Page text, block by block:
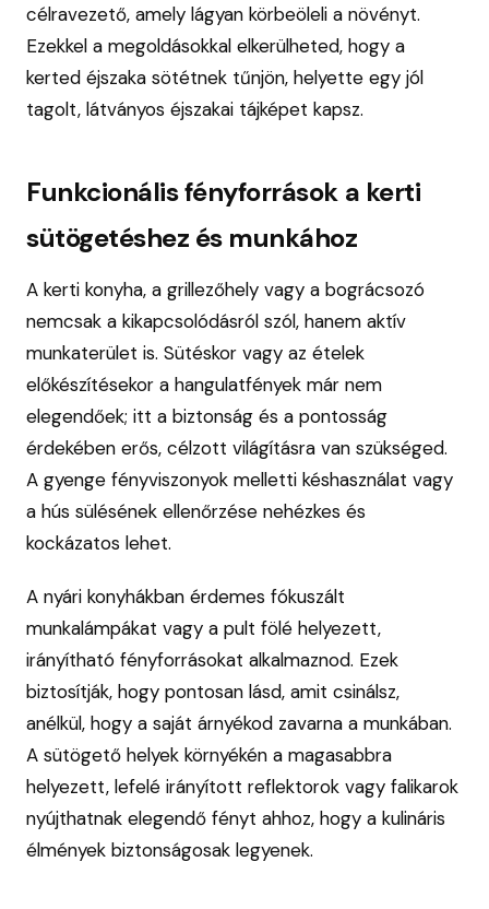
célravezető, amely lágyan körbeöleli a növényt.
Ezekkel a megoldásokkal elkerülheted, hogy a
kerted éjszaka sötétnek tűnjön, helyette egy jól
tagolt, látványos éjszakai tájképet kapsz.
Funkcionális fényforrások a kerti
sütögetéshez és munkához
A kerti konyha, a grillezőhely vagy a bográcsozó
nemcsak a kikapcsolódásról szól, hanem aktív
munkaterület is. Sütéskor vagy az ételek
előkészítésekor a hangulatfények már nem
elegendőek; itt a biztonság és a pontosság
érdekében erős, célzott világításra van szükséged.
A gyenge fényviszonyok melletti késhasználat vagy
a hús sülésének ellenőrzése nehézkes és
kockázatos lehet.
A nyári konyhákban érdemes fókuszált
munkalámpákat vagy a pult fölé helyezett,
irányítható fényforrásokat alkalmaznod. Ezek
biztosítják, hogy pontosan lásd, amit csinálsz,
anélkül, hogy a saját árnyékod zavarna a munkában.
A sütögető helyek környékén a magasabbra
helyezett, lefelé irányított reflektorok vagy falikarok
nyújthatnak elegendő fényt ahhoz, hogy a kulináris
élmények biztonságosak legyenek.